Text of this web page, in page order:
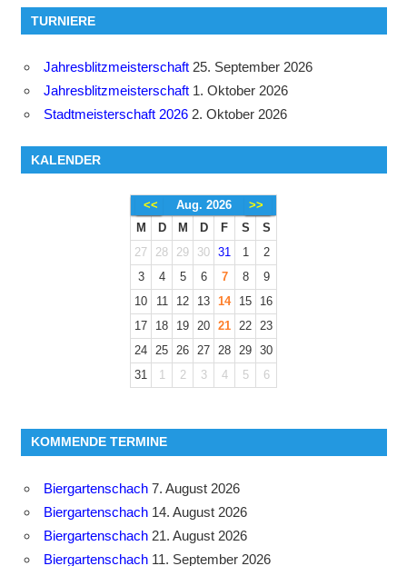
TURNIERE
Jahresblitzmeisterschaft 25. September 2026
Jahresblitzmeisterschaft 1. Oktober 2026
Stadtmeisterschaft 2026 2. Oktober 2026
KALENDER
<< Aug. 2026
>>
M
D M D F S
S
27
28 29 30 31 1
2
3
4 5 6 7 8
9
10
11 12 13 14 15
16
17
18 19 20 21 22
23
24
25 26 27 28 29 30
31
1 2 3 4 5 6
KOMMENDE TERMINE
Biergartenschach 7. August 2026
Biergartenschach 14. August 2026
Biergartenschach 21. August 2026
Biergartenschach 11. September 2026